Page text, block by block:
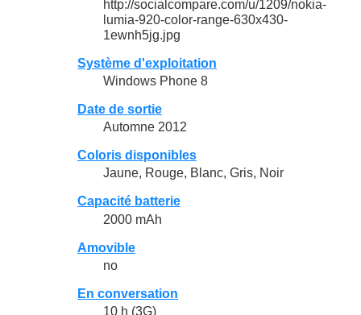
http://socialcompare.com/u/1209/nokia-
lumia-920-color-range-630x430-
1ewnh5jg.jpg
Système d'exploitation
Windows Phone 8
Date de sortie
Automne 2012
Coloris disponibles
Jaune, Rouge, Blanc, Gris, Noir
Capacité batterie
2000 mAh
Amovible
no
En conversation
10 h (3G)